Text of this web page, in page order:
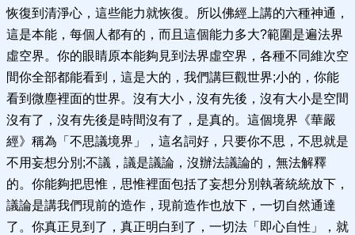
恢復到清淨心，這些能力就恢復。所以佛經上講的六種神通，
這是本能，每個人都有的，而且這個能力多大?範圍是遍法界
虛空界。你的眼睛原本能夠見到法界虛空界，各種不同維次空
間你全部都能看到，這是大的，我們講巨觀世界;小的，你能
看到微塵裡面的世界。沒有大小，沒有先後，沒有大小是空間
沒有了，沒有先後是時間沒有了，是真的。這個境界《華嚴
經》稱為「不思議境界」，這名詞好，只要你不思，不思就是
不用妄想分別;不議，議是議論，沒辦法議論的，無法解釋
的。你能夠把思惟，思惟裡面包括了妄想分別執著統統放下，
議論是講我們現前的造作，現前造作也放下，一切自然通達
了。你真正見到了，真正明白到了，一切法「即心自性」，就